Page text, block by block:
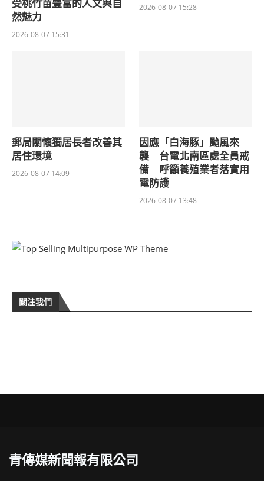
受桃竹苗豐富的人文與自
然魅力
2026-08-07 15:31
2026-08-07 15:28
郵局關懷獨居長者改善其
居住環境
2026-08-07 14:09
因應「白海豚」颱風來
襲 台電北南區處全員戒
備 呼籲養殖業者落實用
電防護
2026-08-07 13:48
關注我們
青傳媒新聞報有限公司